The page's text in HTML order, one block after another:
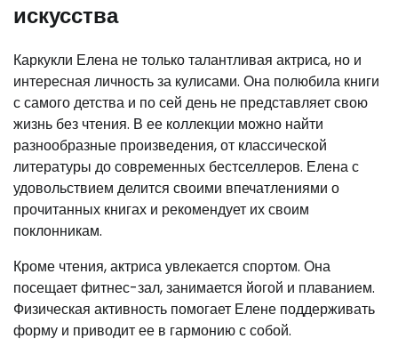
искусства
Каркукли Елена не только талантливая актриса, но и
интересная личность за кулисами. Она полюбила книги
с самого детства и по сей день не представляет свою
жизнь без чтения. В ее коллекции можно найти
разнообразные произведения, от классической
литературы до современных бестселлеров. Елена с
удовольствием делится своими впечатлениями о
прочитанных книгах и рекомендует их своим
поклонникам.
Кроме чтения, актриса увлекается спортом. Она
посещает фитнес-зал, занимается йогой и плаванием.
Физическая активность помогает Елене поддерживать
форму и приводит ее в гармонию с собой.